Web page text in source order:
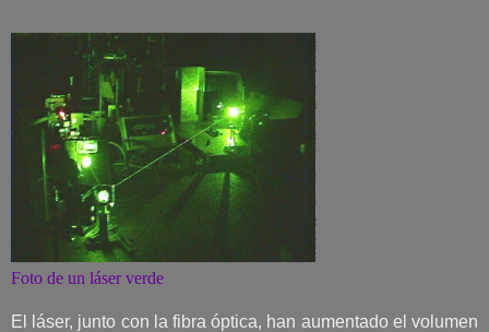
Foto de un láser verde
El láser, junto con la fibra óptica, han aumentado el volumen